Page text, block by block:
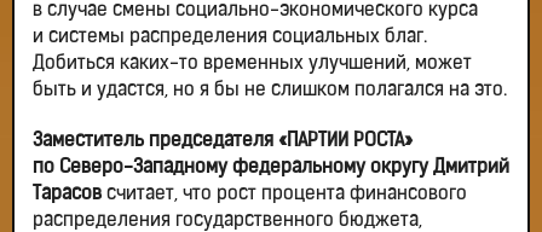
в случае смены социально-экономического курса
и системы распределения социальных благ.
Добиться каких-то временных улучшений, может
быть и удастся, но я бы не слишком полагался на это.
Заместитель председателя «ПАРТИИ РОСТА»
по Северо-Западному федеральному округу Дмитрий
Тарасов считает, что рост процента финансового
распределения государственного бюджета,